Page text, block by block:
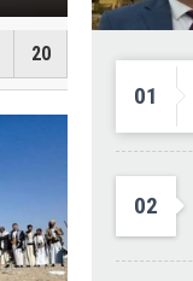
20
01
02